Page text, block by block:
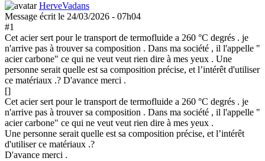
HerveVadans
Message écrit le 24/03/2026 - 07h04
#1
Cet acier sert pour le transport de termofluide a 260 °C degrés . je
n'arrive pas à trouver sa composition . Dans ma société , il l'appelle "
acier carbone" ce qui ne veut veut rien dire à mes yeux . Une
personne serait quelle est sa composition précise, et l’intérêt d'utiliser
ce matériaux .? D'avance merci .
[]
Cet acier sert pour le transport de termofluide a 260 °C degrés . je
n'arrive pas à trouver sa composition . Dans ma société , il l'appelle "
acier carbone" ce qui ne veut veut rien dire à mes yeux .
Une personne serait quelle est sa composition précise, et l’intérêt
d'utiliser ce matériaux .?
D'avance merci .